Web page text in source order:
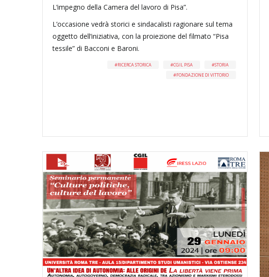
L’impegno della Camera del lavoro di Pisa”.
L’occasione vedrà storici e sindacalisti ragionare sul tema
oggetto dell’iniziativa, con la proiezione del filmato “Pisa
tessile” di Bacconi e Baroni.
RICERCA STORICA CGIL PISA
STORIA
FONDAZIONE DI VITTORIO